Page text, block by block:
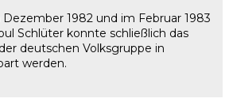
1982 und im Februar 1983
Schlüter konnte schließlich das
deutschen Volksgruppe in
werden.